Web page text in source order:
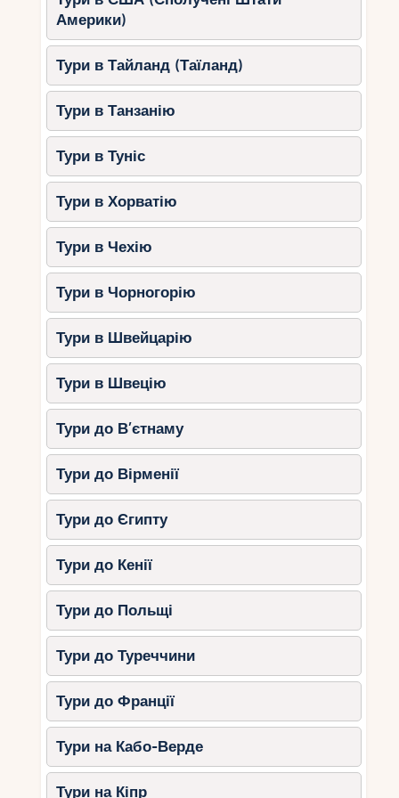
пам’яток.
Що подивитись:
Стамбул– Блакитна мечеть, Собор
Святої Софії, палац Топкапи.
Каппадокія– фантастичні пейзажі та
польоти на повітряних кулях.
Анталія та Каш– курорти з
найчистішими пляжами та
стародавніми руїнами.
Ефес– одне з кращих античних міст,
що збереглися.
Як організувати
комбінований тур?
1. Виберіть маршрут
Визначте, які місця хочете відвідати, та створіть
план поїздки. Враховуйте транспортне
сполучення між містами.
2. Замовляйте заздалегідь
Комбіновані тури вимагають більш ретельного
планування, тому готелі, квитки та екскурсії
краще забронювати заздалегідь.
3. Враховуйте клімат
Перед вибором маршруту дізнайтесь, які погодні
умови на вас чекають у вибраних країнах.
4. Плануйте відпочинок між
екскурсіями
Щоб не втомитись від насиченого графіка,
Америки)
Тури в Тайланд (Таїланд)
Тури в Танзанію
Тури в Туніс
Тури в Хорватію
Тури в Чехію
Тури в Чорногорію
Тури в Швейцарію
Тури в Швецію
Тури до В’єтнаму
Тури до Вірменії
Тури до Єгипту
Тури до Кенії
Тури до Польщі
Тури до Туреччини
Тури до Франції
Тури на Кабо-Верде
Тури на Кіпр